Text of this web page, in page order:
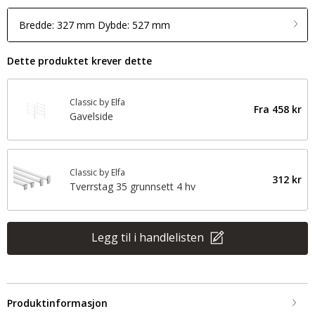
Bredde: 327 mm Dybde: 527 mm
Dette produktet krever dette
Classic by Elfa
Gavelside
Fra 458 kr
Classic by Elfa
Tverrstag 35 grunnsett 4 hv
312 kr
Legg til i handlelisten
Produktinformasjon